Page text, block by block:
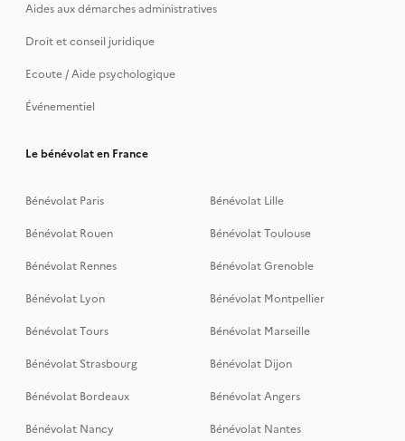
Aides aux démarches administratives
Droit et conseil juridique
Ecoute / Aide psychologique
Événementiel
Le bénévolat en France
Bénévolat Paris
Bénévolat Lille
Bénévolat Rouen
Bénévolat Toulouse
Bénévolat Rennes
Bénévolat Grenoble
Bénévolat Lyon
Bénévolat Montpellier
Bénévolat Tours
Bénévolat Marseille
Bénévolat Strasbourg
Bénévolat Dijon
Bénévolat Bordeaux
Bénévolat Angers
Bénévolat Nancy
Bénévolat Nantes